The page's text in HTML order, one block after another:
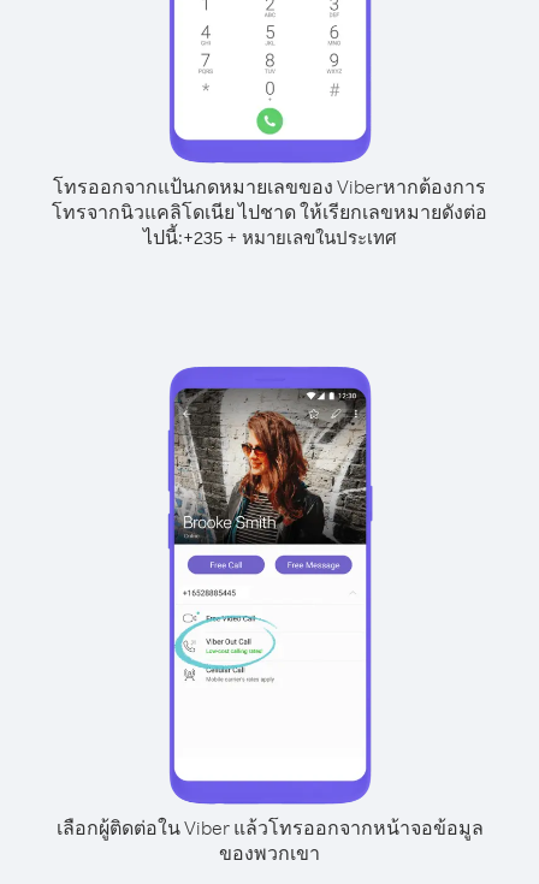
โทรออกจากแป้นกดหมายเลขของ Viberหากต้องการ
โทรจากนิวแคลิโดเนีย ไปชาด ให้เรียกเลขหมายดังต่อ
ไปนี้:+235+ หมายเลขในประเทศ
เลือกผู้ติดต่อใน Viber แล้วโทรออกจากหน้าจอข้อมูล
ของพวกเขา